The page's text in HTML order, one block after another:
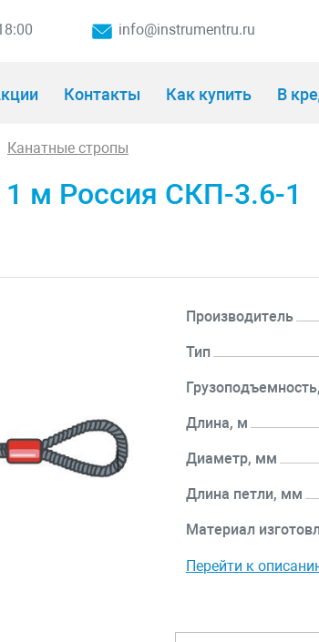
info@instrumentru.ru
Контакты Как купить В
Канатные стропы
1 м Россия СКП-3.6-1
Производитель
Тип
Длина, м
Диаметр, мм
Длина петли, мм
Материал
Перейти к